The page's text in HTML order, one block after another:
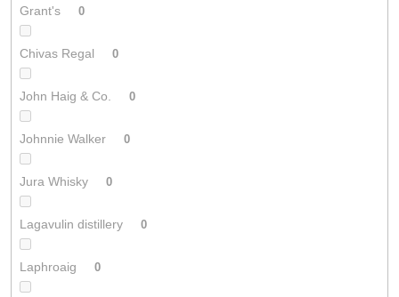
Grant's 0
Chivas Regal 0
John Haig & Co. 0
Johnnie Walker 0
Jura Whisky 0
Lagavulin distillery 0
Laphroaig 0